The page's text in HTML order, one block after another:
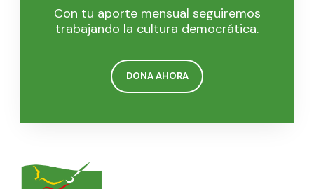
Con tu aporte mensual seguiremos
trabajando la cultura democrática.
DONA AHORA